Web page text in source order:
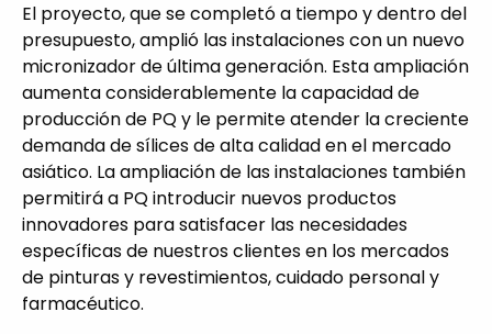
El proyecto, que se completó a tiempo y dentro del
presupuesto, amplió las instalaciones con un nuevo
micronizador de última generación. Esta ampliación
aumenta considerablemente la capacidad de
producción de PQ y le permite atender la creciente
demanda de sílices de alta calidad en el mercado
asiático. La ampliación de las instalaciones también
permitirá a PQ introducir nuevos productos
innovadores para satisfacer las necesidades
específicas de nuestros clientes en los mercados
de pinturas y revestimientos, cuidado personal y
farmacéutico.